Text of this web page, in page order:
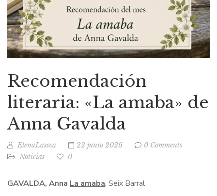
Recomendación
literaria: «La amaba» de
Anna Gavalda
ElenaLaseca 22 junio 2026
0 Comments
Noticias
0
GAVALDA, Anna La amaba, Seix Barral